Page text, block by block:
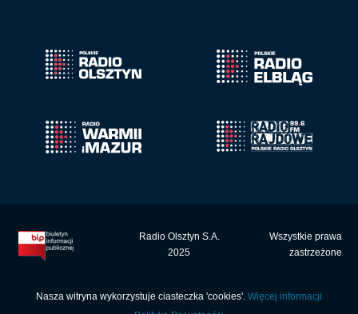
Radio Olsztyn S.A.
2025
Wszystkie prawa
zastrzeżone
Nasza witryna wykorzystuje ciasteczka 'cookies'. Więcej informacji